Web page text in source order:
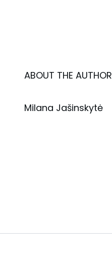
ABOUT THE AUTHOR
Milana Jašinskytė